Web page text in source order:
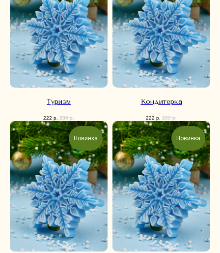
Туризм
222 р. 280 р.
Кондитерка
222 р. 280 р.
Новинка Новинка